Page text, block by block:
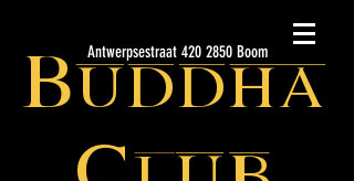
Buddha
Antwerpsestraat 420 2850 Boom